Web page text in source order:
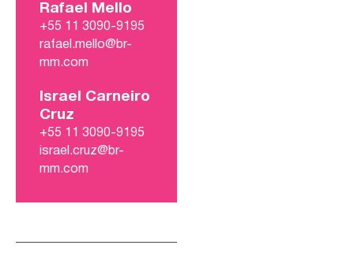
Rafael Mello
+55 11 3090-9195
rafael.mello@br-
mm.com
Israel Carneiro
Cruz
+55 11 3090-9195
israel.cruz@br-
mm.com